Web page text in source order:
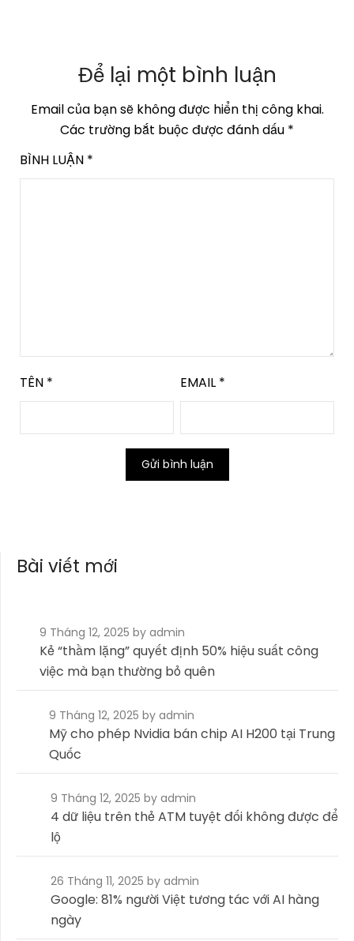
Để lại một bình luận
Email của bạn sẽ không được hiển thị công khai.
Các trường bắt buộc được đánh dấu *
BÌNH LUẬN *
TÊN * EMAIL *
Bài viết mới
9 Tháng 12, 2025by admin
Kẻ “thầm lặng” quyết định 50% hiệu suất công
việc mà bạn thường bỏ quên
9 Tháng 12, 2025 by admin
Mỹ cho phép Nvidia bán chip AI H200 tại Trung
Quốc
9 Tháng 12, 2025 by admin
4 dữ liệu trên thẻ ATM tuyệt đối không được để
lộ
26 Tháng 11, 2025 by admin
Google: 81% người Việt tương tác với AI hàng
ngày